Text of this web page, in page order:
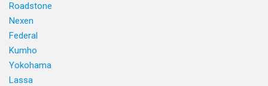
Roadstone
Nexen
Federal
Kumho
Yokohama
Lassa